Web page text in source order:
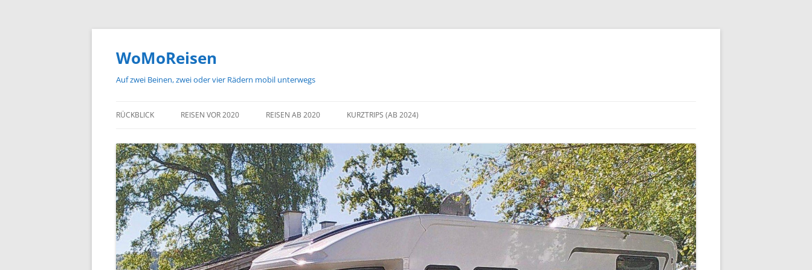
Zum
WoMoReisen
Auf zwei Beinen, zwei oder vier Rädern mobil unterwegs
RÜCKBLICK REISEN VOR 2020 REISEN AB 2020 KURZTRIPS (AB 2024)
2024 PROBSTEI – ON THE ROAD
AGAIN
2025 FRÜHLING AN DER
OSTSEEKÜSTE